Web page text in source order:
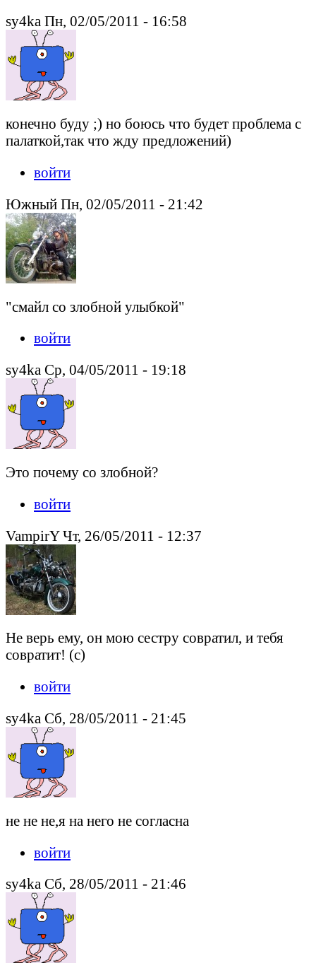
sy4ka Пн, 02/05/2011 - 16:58
конечно буду ;) но боюсь что будет проблема с
палаткой,так что жду предложений)
войти
Южный Пн, 02/05/2011 - 21:42
"смайл со злобной улыбкой"
войти
sy4ka Ср, 04/05/2011 - 19:18
Это почему со злобной?
войти
VampirY Чт, 26/05/2011 - 12:37
Не верь ему, он мою сестру совратил, и тебя
совратит! (с)
войти
sy4ka Сб, 28/05/2011 - 21:45
не не не,я на него не согласна
войти
sy4ka Сб, 28/05/2011 - 21:46